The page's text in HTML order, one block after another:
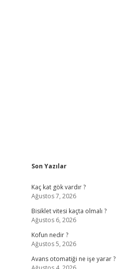
Sidebar
Son Yazılar
Kaç kat gök vardır ?
Ağustos 7, 2026
Bisiklet vitesi kaçta olmalı ?
Ağustos 6, 2026
Kofun nedir ?
Ağustos 5, 2026
Avans otomatiği ne işe yarar ?